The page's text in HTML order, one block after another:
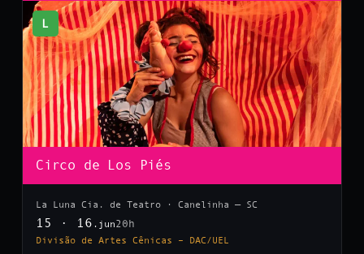
L
Circo de Los Piés
La Luna Cia. de Teatro · Canelinha — SC
15 · 16 .jun20h
Divisão de Artes Cênicas – DAC/UEL